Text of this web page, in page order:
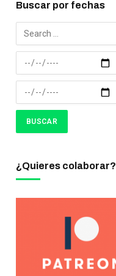
Buscar por fechas
¿Quieres colaborar?